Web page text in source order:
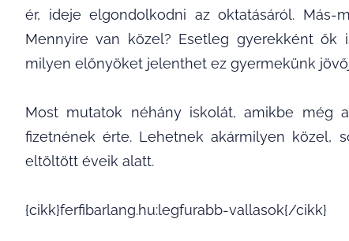
ér, ideje elgondolkodni az oktatásáról. Más-
Mennyire van közel? Esetleg gyerekként ők
milyen előnyöket jelenthet ez gyermekünk
Most mutatok néhány iskolát, amikbe még
fizetnének érte. Lehetnek akármilyen közel,
eltöltött éveik alatt.
{cikk}ferfibarlang.hu:legfurabb-vallasok{/cikk}